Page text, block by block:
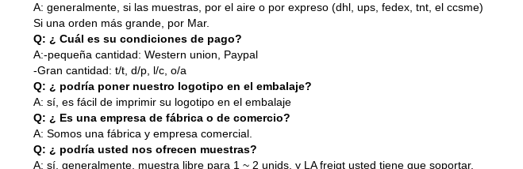
A: generalmente, si las muestras, por el aire o por expreso (dhl, ups, fedex, tnt, el ccsme)
Si una orden más grande, por Mar.
Q: ¿ Cuál es su condiciones de pago?
A:-pequeña cantidad: Western union, Paypal
-Gran cantidad: t/t, d/p, l/c, o/a
Q: ¿ podría poner nuestro logotipo en el embalaje?
A: sí, es fácil de imprimir su logotipo en el embalaje
Q: ¿ Es una empresa de fábrica o de comercio?
A: Somos una fábrica y empresa comercial.
Q: ¿ podría usted nos ofrecen muestras?
A: sí, generalmente, muestra libre para 1 ~ 2 unids, y LA freigt usted tiene que soportar.